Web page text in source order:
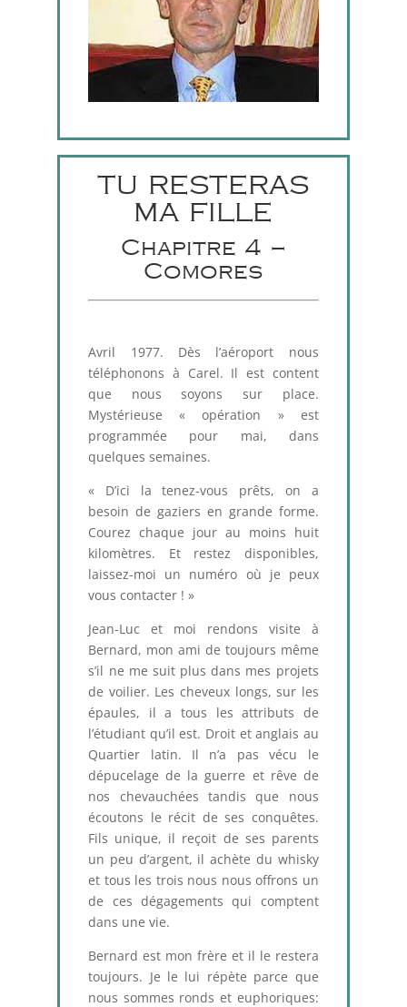
TU RESTERAS
MA FILLE
Chapitre 4 –
Comores
Avril 1977. Dès l’aéroport nous
téléphonons à Carel. Il est content
que nous soyons sur place.
Mystérieuse « opération » est
programmée pour mai, dans
quelques semaines.
« D’ici la tenez-vous prêts, on a
besoin de gaziers en grande forme.
Courez chaque jour au moins huit
kilomètres. Et restez disponibles,
laissez-moi un numéro où je peux
vous contacter ! »
Jean-Luc et moi rendons visite à
Bernard, mon ami de toujours même
s’il ne me suit plus dans mes projets
de voilier. Les cheveux longs, sur les
épaules, il a tous les attributs de
l’étudiant qu’il est. Droit et anglais au
Quartier latin. Il n’a pas vécu le
dépucelage de la guerre et rêve de
nos chevauchées tandis que nous
écoutons le récit de ses conquêtes.
Fils unique, il reçoit de ses parents
un peu d’argent, il achète du whisky
et tous les trois nous nous offrons un
de ces dégagements qui comptent
dans une vie.
Bernard est mon frère et il le restera
toujours. Je le lui répète parce que
nous sommes ronds et euphoriques: